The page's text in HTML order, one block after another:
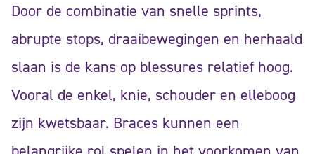
Door de combinatie van snelle sprints,
abrupte stops, draaibewegingen en herhaald
slaan is de kans op blessures relatief hoog.
Vooral de enkel, knie, schouder en elleboog
zijn kwetsbaar. Braces kunnen een